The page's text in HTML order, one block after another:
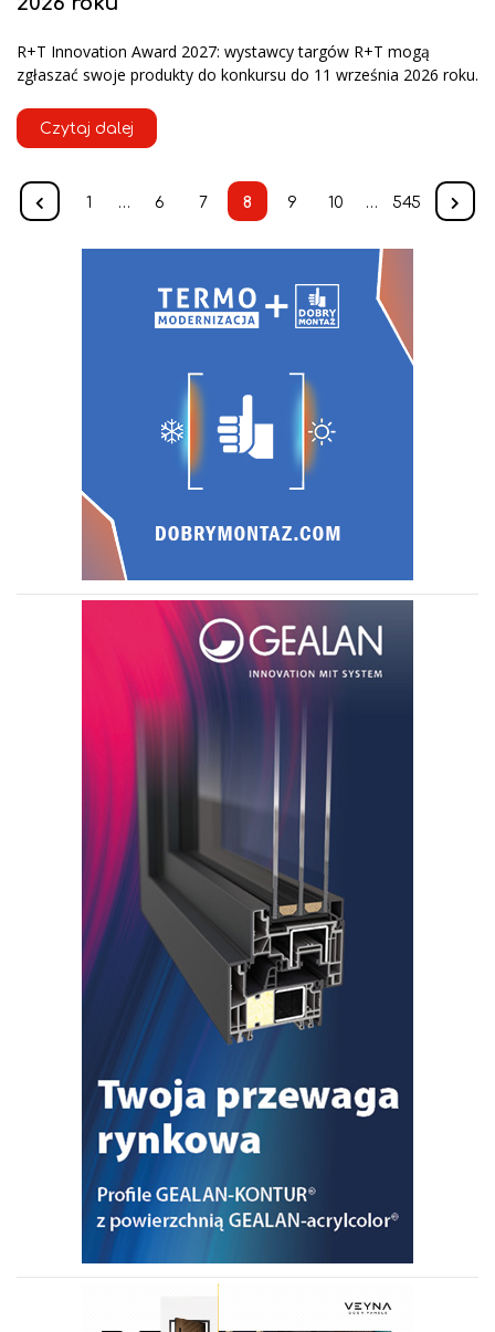
R+T Innovation Award 2027: wystawcy targów R+T mogą
zgłaszać swoje produkty do konkursu do 11 września 2026 roku.
Czytaj dalej
1 … 6 7 8 9 10 … 545